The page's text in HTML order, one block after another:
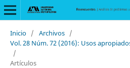
Inicio / Archivos /
Vol. 28 Núm. 72 (2016): Usos
/
Artículos